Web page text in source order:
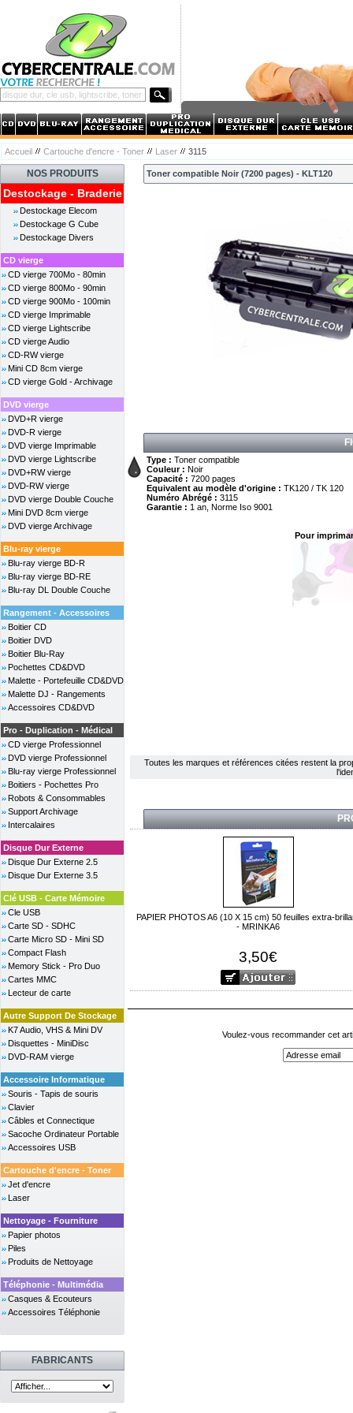
Accueil Cartouche d'encre - Toner Laser 3115
NOS PRODUITS
Destockage - Braderie
Destockage Elecom
Destockage G Cube
Destockage Divers
CD vierge
CD vierge 700Mo - 80min
CD vierge 800Mo - 90min
CD vierge 900Mo - 100min
CD vierge Imprimable
CD vierge Lightscribe
CD vierge Audio
CD-RW vierge
Mini CD 8cm vierge
CD vierge Gold - Archivage
DVD vierge
DVD+R vierge
DVD-R vierge
DVD vierge Imprimable
DVD vierge Lightscribe
DVD+RW vierge
DVD-RW vierge
DVD vierge Double Couche
Mini DVD 8cm vierge
DVD vierge Archivage
Blu-ray vierge
Blu-ray vierge BD-R
Blu-ray vierge BD-RE
Blu-ray DL Double Couche
Rangement - Accessoires
Boitier CD
Boitier DVD
Boitier Blu-Ray
Pochettes CD&DVD
Malette - Portefeuille CD&DVD
Malette DJ - Rangements
Accessoires CD&DVD
Pro - Duplication - Médical
CD vierge Professionnel
DVD vierge Professionnel
Blu-ray vierge Professionnel
Boitiers - Pochettes Pro
Robots & Consommables
Support Archivage
Intercalaires
Disque Dur Externe
Disque Dur Externe 2.5
Disque Dur Externe 3.5
Clé USB - Carte Mémoire
Cle USB
Carte SD - SDHC
Carte Micro SD - Mini SD
Compact Flash
Memory Stick - Pro Duo
Cartes MMC
Lecteur de carte
Autre Support De Stockage
K7 Audio, VHS & Mini DV
Disquettes - MiniDisc
DVD-RAM vierge
Accessoire Informatique
Souris - Tapis de souris
Clavier
Câbles et Connectique
Sacoche Ordinateur Portable
Accessoires USB
Cartouche d'encre - Toner
Jet d'encre
Laser
Nettoyage - Fourniture
Papier photos
Piles
Produits de Nettoyage
Téléphonie - Multimédia
Casques & Ecouteurs
Accessoires Téléphonie
FABRICANTS
Toner compatible Noir (7200 pages) - KLT120
Type : Toner compatible
Couleur : Noir
Capacité : 7200 pages
Equivalent au modèle d'origine : TK120 / TK 120
Numéro Abrégé : 3115
Garantie : 1 an, Norme Iso 9001
Pour
Toutes les marques et références citées restent la
PAPIER PHOTOS A6 (10 X 15 cm) 50 feuilles extra-
- MRINKA6
3,50€
Voulez-vous recommander cet